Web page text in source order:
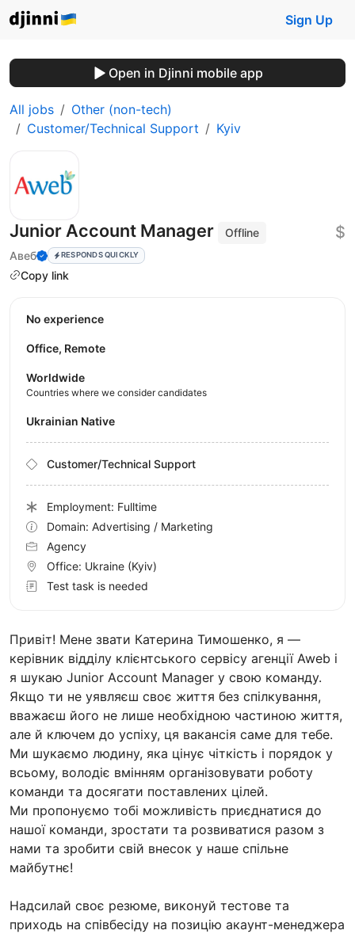
Sign Up
Open in Djinni mobile app
All jobs
Other (non-tech)
Customer/Technical Support
Kyiv
Junior Account Manager
Offline
Авеб
RESPONDS QUICKLY
Copy link
$
Привіт! Мене звати Катерина Тимошенко, я —
керівник відділу клієнтського сервісу агенції Aweb і
я шукаю Junior Account Manager у свою команду.
Якщо ти не уявляєш своє життя без спілкування,
вважаєш його не лише необхідною частиною життя,
але й ключем до успіху, ця вакансія саме для тебе.
Ми шукаємо людину, яка цінує чіткість і порядок у
всьому, володіє вмінням організовувати роботу
команди та досягати поставлених цілей.
Ми пропонуємо тобі можливість приєднатися до
нашої команди, зростати та розвиватися разом з
нами та зробити свій внесок у наше спільне
майбутнє!
Надсилай своє резюме, виконуй тестове та
приходь на співбесіду на позицію акаунт-менеджера
No experience
Office, Remote
Worldwide
Countries where we consider candidates
Ukrainian Native
Customer/Technical Support
Employment: Fulltime
Domain: Advertising / Marketing
Agency
Office: Ukraine (Kyiv)
Test task is needed